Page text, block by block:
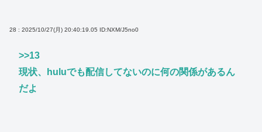
28 : 2025/10/27(月) 20:40:19.05 ID:NXM/J5no0
>>13
現状、huluでも配信してないのに何の関係があるん
だよ